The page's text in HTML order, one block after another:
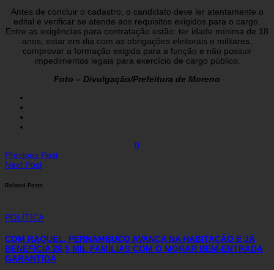
Antes de concluir o cadastro, o candidato deve ler atentamente o
edital e verificar se atende aos requisitos exigidos para o cargo.
Entre as exigências para contratação estão: ter idade mínima de 18
anos, estar em dia com as obrigações eleitorais e militares,
comprovar a formação exigida para a função e não possuir
impedimentos legais para exercício de cargo público.
Foto – Divulgação/Prefeitura de Moreno
0
Previous Post
Next Post
Related Posts
POLÍTICA
COM RAQUEL, PERNAMBUCO AVANÇA NA HABITAÇÃO E JÁ
BENEFICIA 26,5 MIL FAMÍLIAS COM O MORAR BEM-ENTRADA
GARANTIDA